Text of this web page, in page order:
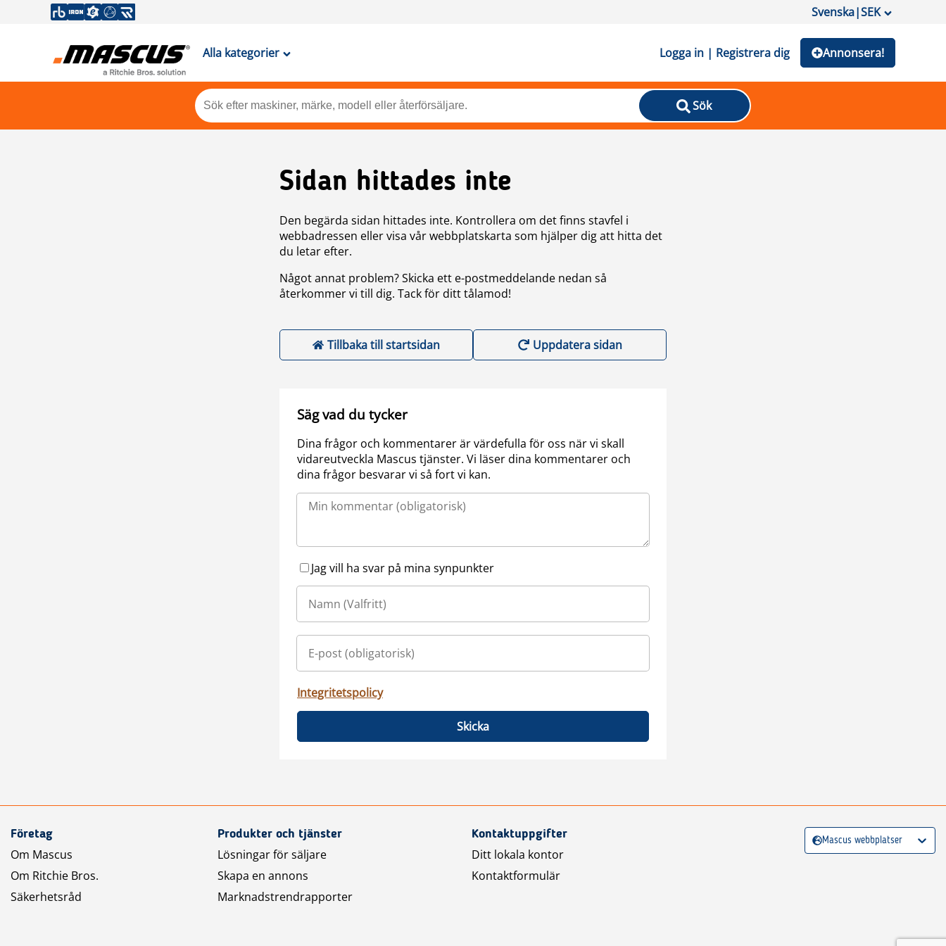
Svenska|SEK
Alla kategorier Logga in | Registrera dig Annonsera!
Sök
Sidan hittades inte
Den begärda sidan hittades inte. Kontrollera om det finns stavfel i
webbadressen eller visa vår webbplatskarta som hjälper dig att hitta det
du letar efter.
Något annat problem? Skicka ett e-postmeddelande nedan så
återkommer vi till dig. Tack för ditt tålamod!
Tillbaka till startsidan Uppdatera sidan
Säg vad du tycker
Dina frågor och kommentarer är värdefulla för oss när vi skall
vidareutveckla Mascus tjänster. Vi läser dina kommentarer och
dina frågor besvarar vi så fort vi kan.
Jag vill ha svar på mina synpunkter
Integritetspolicy
Skicka
Företag
Om Mascus
Om Ritchie Bros.
Säkerhetsråd
Produkter och tjänster
Lösningar för säljare
Skapa en annons
Marknadstrendrapporter
Kontaktuppgifter
Ditt lokala kontor
Kontaktformulär
Mascus webbplatser